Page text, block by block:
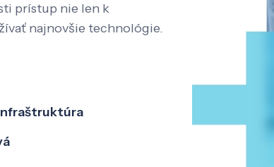
prístup nie len k
najnovšie technológie.